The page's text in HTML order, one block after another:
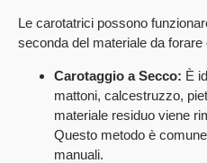
Le carotatrici possono
seconda del materiale da forare
Carotaggio a Secco: È
mattoni, calcestruzzo,
materiale residuo viene
Questo metodo è
manuali.